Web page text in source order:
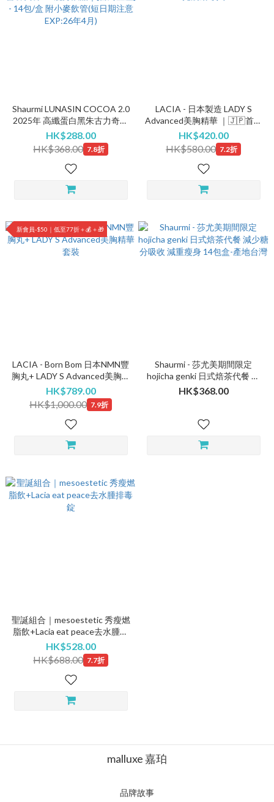
Shaurmi LUNASIN COCOA 2.0
2025年 高纖蛋白黑朱古力奇亞
籽營養代餐2.0 瘦身飲品｜[台灣
生產] - 14包/盒 附小麥飲管(短
日期注意EXP:26年4月)
HK$288.00
HK$368.00 7.8折
LACIA - 日本製造 LADY S
Advanced美胸精華 ｜🇯🇵首創
紅光震動導入
HK$420.00
HK$580.00 7.2折
新會員-$50｜低至77折＋💰＋🎁
LACIA - Born Bom 日本NMN豐
胸丸+ LADY S Advanced美胸精
華 套裝
HK$789.00
HK$1,000.00 7.9折
Shaurmi - 莎尤美期間限定
hojicha genki 日式焙茶代餐 減
少糖分吸收 減重瘦身 14包盒-
產地台灣
HK$368.00
聖誕組合｜mesoestetic 秀瘦燃
脂飲+Lacia eat peace去水腫排
毒錠
HK$528.00
HK$688.00 7.7折
malluxe 嘉珀
品牌故事